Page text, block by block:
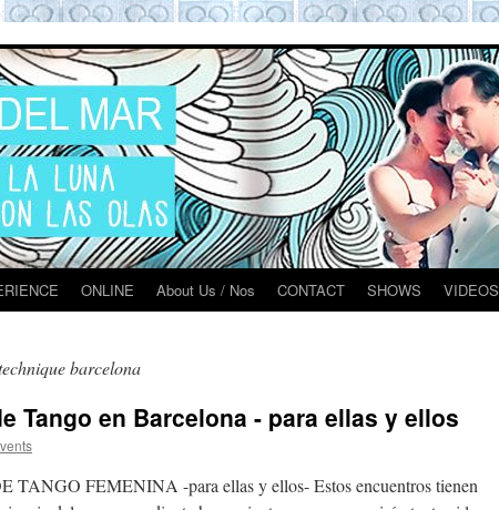
BARCELONA EXPERIENCE
ONLINE About Us / Nos CONTACT SHOWS VIDEOS
barcelona
Tango en Barcelona - para ellas y ellos
TANGO FEMENINA -para ellas y ellos- Estos encuentros tienen